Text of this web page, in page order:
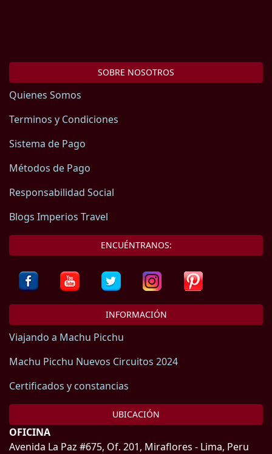
SOBRE NOSOTROS
Quienes Somos
Terminos y Condiciones
Sistema de Pago
Métodos de Pago
Responsabilidad Social
Blogs Imperios Travel
ENCUÉNTRANOS:
INFORMACIÓN
Viajando a Machu Picchu
Machu Picchu Nuevos Circuitos 2024
Certificados y constancias
UBICACIÓN
OFICINA
Avenida La Paz #675, Of. 201, Miraflores - Lima, Peru